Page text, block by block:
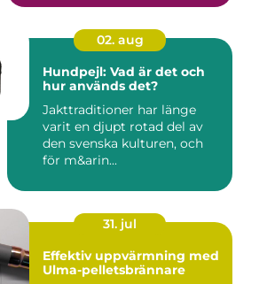
02. aug
Hundpejl: Vad är det och
hur används det?
Jakttraditioner har länge
varit en djupt rotad del av
den svenska kulturen, och
för m&arin...
31. jul
Effektiv uppvärmning med
Ulma-pelletsbrännare